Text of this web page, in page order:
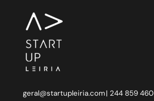
geral@startupleiria.com| 244 859 460